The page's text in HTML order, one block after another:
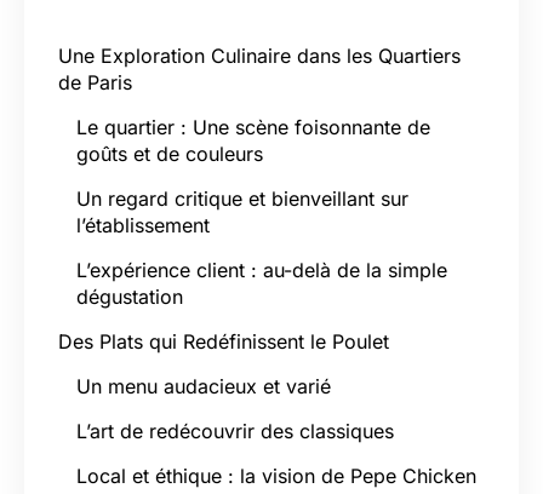
Une Exploration Culinaire dans les Quartiers
de Paris
Le quartier : Une scène foisonnante de
goûts et de couleurs
Un regard critique et bienveillant sur
l’établissement
L’expérience client : au-delà de la simple
dégustation
Des Plats qui Redéfinissent le Poulet
Un menu audacieux et varié
L’art de redécouvrir des classiques
Local et éthique : la vision de Pepe Chicken